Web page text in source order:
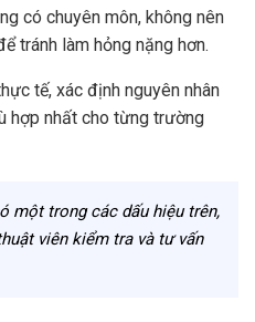
có chuyên môn, không nên
tránh làm hỏng nặng hơn.
tế, xác định nguyên nhân
hợp nhất cho từng trường
một trong các dấu hiệu trên,
viên kiểm tra và tư vấn